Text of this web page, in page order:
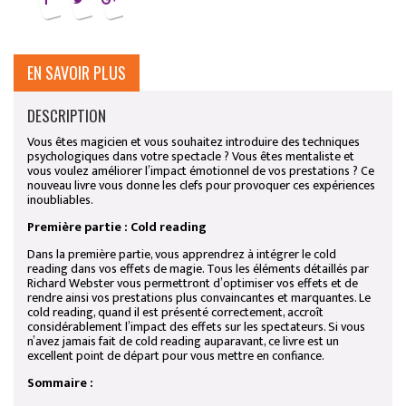
EN SAVOIR PLUS
DESCRIPTION
Vous êtes magicien et vous souhaitez introduire des techniques
psychologiques dans votre spectacle ? Vous êtes mentaliste et
vous voulez améliorer l’impact émotionnel de vos prestations ? Ce
nouveau livre vous donne les clefs pour provoquer ces expériences
inoubliables.
Première partie : Cold reading
Dans la première partie, vous apprendrez à intégrer le cold
reading dans vos effets de magie. Tous les éléments détaillés par
Richard Webster vous permettront d’optimiser vos effets et de
rendre ainsi vos prestations plus convaincantes et marquantes. Le
cold reading, quand il est présenté correctement, accroît
considérablement l’impact des effets sur les spectateurs. Si vous
n’avez jamais fait de cold reading auparavant, ce livre est un
excellent point de départ pour vous mettre en confiance.
Sommaire :